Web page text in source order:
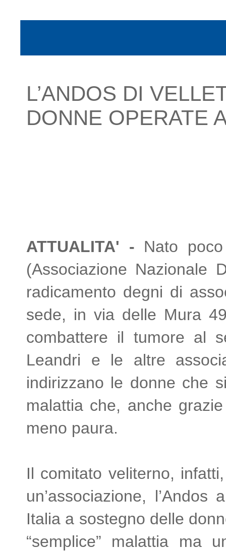
L’ANDOS DI
DONNE OPERATE
ATTUALITA' - Nato
(Associazione Nazionale
radicamento degni di
sede, in via delle Mura
combattere il tumore al
Leandri e le altre
indirizzano le donne che
malattia che, anche
meno paura.
Il comitato veliterno,
un’associazione,
Italia a sostegno delle
“semplice” malattia ma